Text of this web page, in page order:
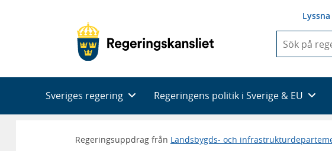
Lyssna
du
skriva
framträder
en
med
Sveriges regering Regeringens politik i Sverige & EU
Regeringsuppdrag från Landsbygds- och